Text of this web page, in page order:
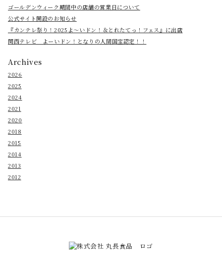
ゴールデンウィーク期間中の店舗の営業日について
公式サイト開設のお知らせ
『カンテレ祭り！2025よ～いドン！＆とれたてっ！フェス』に出店
関西テレビ よーいドン！となりの人間国宝認定！！
Archives
2026
2025
2024
2021
2020
2018
2015
2014
2013
2012